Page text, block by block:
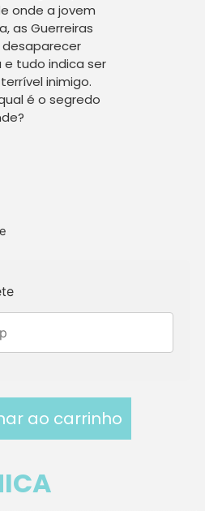
onde a jovem
as Guerreiras
tudo indica ser
inimigo.
é o segredo
ao carrinho